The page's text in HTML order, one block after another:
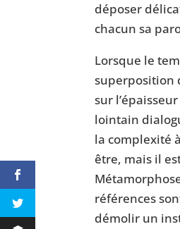
déposer
chacun sa
Lorsque le
superposition
sur
lointain
la complexité
être, mais il
références
démolir un